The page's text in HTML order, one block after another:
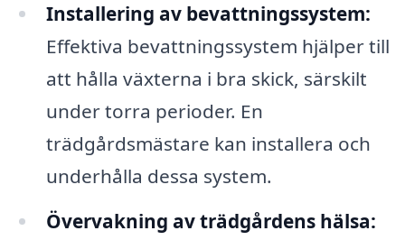
Installering av bevattningssystem:
Effektiva bevattningssystem hjälper till
att hålla växterna i bra skick, särskilt
under torra perioder. En
trädgårdsmästare kan installera och
underhålla dessa system.
Övervakning av trädgårdens hälsa: